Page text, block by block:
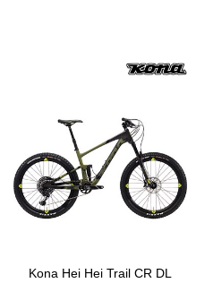
Kona Hei Hei Trail CR DL